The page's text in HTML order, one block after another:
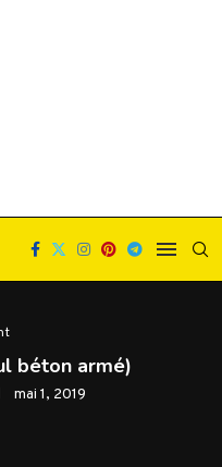
béton armé)
mai 1, 2019